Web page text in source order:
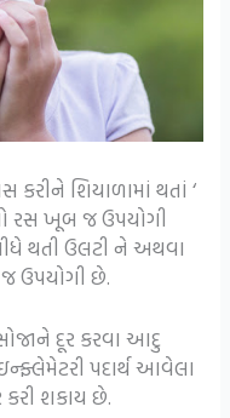
કરીને શિયાળામાં થતાં ‘
રસ ખૂબ જ ઉપયોગી
થતી ઉલટી ને અથવા
ઉપયોગી છે.
દૂર કરવા આદુ
પદાર્થ આવેલા
કરી શકાય છે.